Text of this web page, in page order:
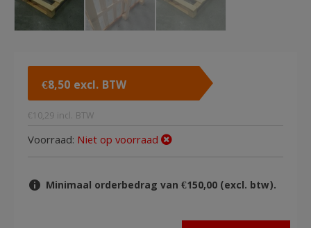
€8,50 excl. BTW
€ 10,29 incl. BTW
Voorraad: Niet op voorraad
Minimaal orderbedrag van €150,00 (excl. btw).